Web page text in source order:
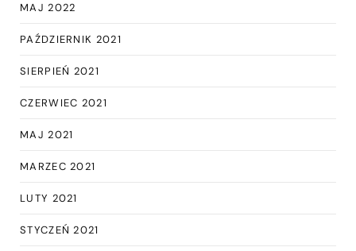
MAJ 2022
PAŹDZIERNIK 2021
SIERPIEŃ 2021
CZERWIEC 2021
MAJ 2021
MARZEC 2021
LUTY 2021
STYCZEŃ 2021